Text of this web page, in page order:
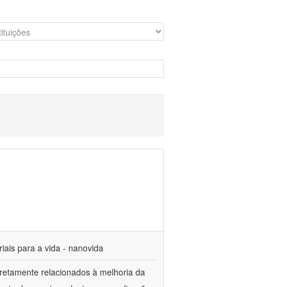
para a vida - nanovida
relacionados à melhoria da